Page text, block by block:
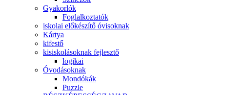
Gyakorlók
Foglalkoztatók
iskolai előkészítő óvisoknak
Kártya
kifestő
kisiskolásoknak fejlesztő
logikai
Óvodásoknak
Mondókák
Puzzle